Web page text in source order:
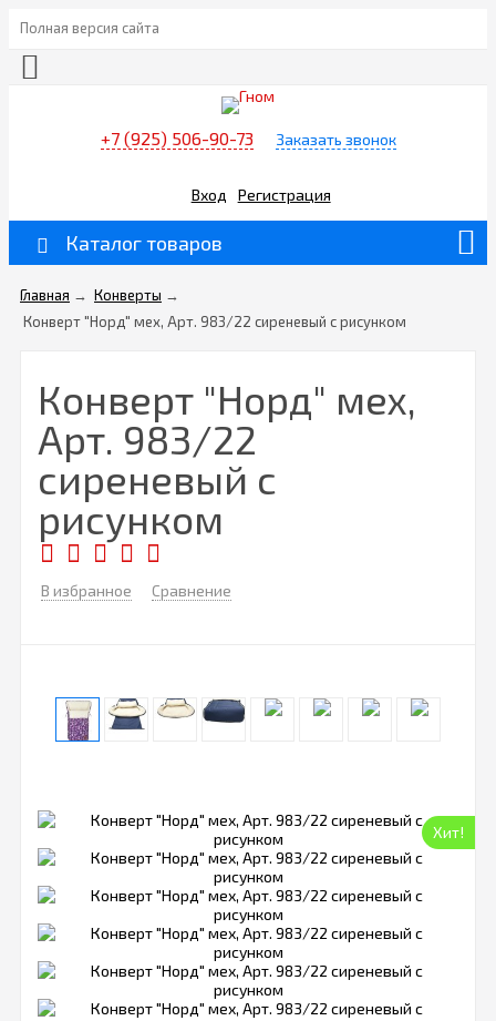
Полная версия сайта
+7 (925) 506-90-73 Заказать звонок
Вход Регистрация
Каталог товаров
Главная → Конверты →
Конверт "Норд" мех, Арт. 983/22 сиреневый с рисунком
Конверт "Норд" мех,
Арт. 983/22
сиреневый с
рисунком
В избранное Сравнение
Хит!